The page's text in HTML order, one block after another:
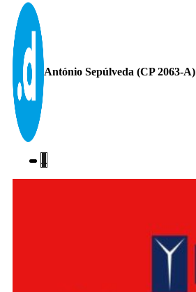
António Sepúlveda (CP 2063-A)